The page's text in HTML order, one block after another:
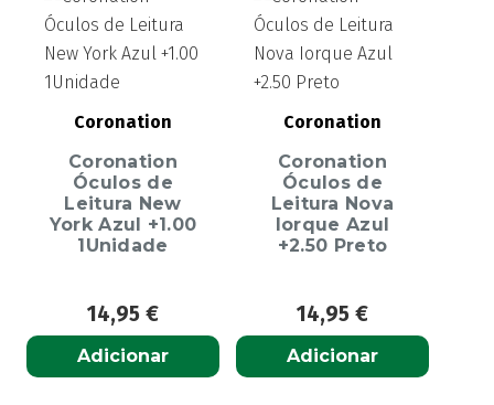
Coronation
Coronation
Óculos de
Leitura New
York Azul +1.00
1Unidade
14,95 €
Adicionar
Coronation
Coronation
Óculos de
Leitura Nova
Iorque Azul
+2.50 Preto
14,95 €
Adicionar